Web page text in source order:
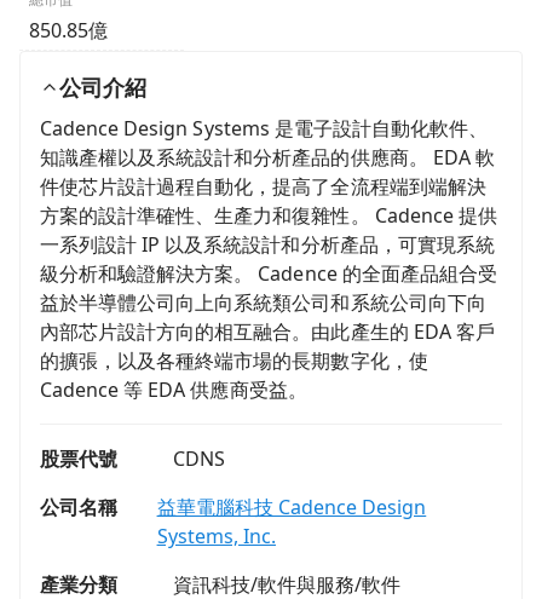
850.85億
公司介紹
Cadence Design Systems 是電子設計自動化軟件、
知識產權以及系統設計和分析產品的供應商。 EDA 軟
件使芯片設計過程自動化，提高了全流程端到端解決
方案的設計準確性、生產力和復雜性。 Cadence 提供
一系列設計 IP 以及系統設計和分析產品，可實現系統
級分析和驗證解決方案。 Cadence 的全面產品組合受
益於半導體公司向上向系統類公司和系統公司向下向
內部芯片設計方向的相互融合。由此產生的 EDA 客戶
的擴張，以及各種終端市場的長期數字化，使
Cadence 等 EDA 供應商受益。
股票代號
CDNS
公司名稱
益華電腦科技 Cadence Design
Systems, Inc.
產業分類
資訊科技/軟件與服務/軟件